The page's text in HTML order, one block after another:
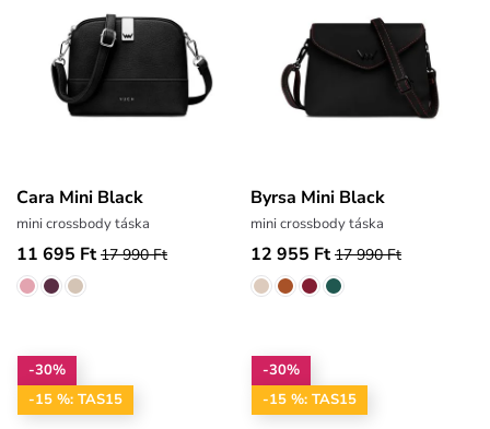
Cara Mini Black
mini crossbody táska
11 695 Ft 17 990 Ft
Byrsa Mini Black
mini crossbody táska
12 955 Ft 17 990 Ft
-30%
-15 %: TAS15
-30%
-15 %: TAS15